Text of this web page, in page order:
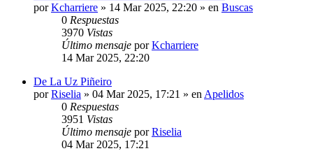
porKcharriere » 14 Mar 2025, 22:20 » en Buscas
0 Respuestas
3970 Vistas
Último mensaje porKcharriere
14 Mar 2025, 22:20
De La Uz Piñeiro
porRiselia » 04 Mar 2025, 17:21 » en Apelidos
0 Respuestas
3951 Vistas
Último mensaje porRiselia
04 Mar 2025, 17:21